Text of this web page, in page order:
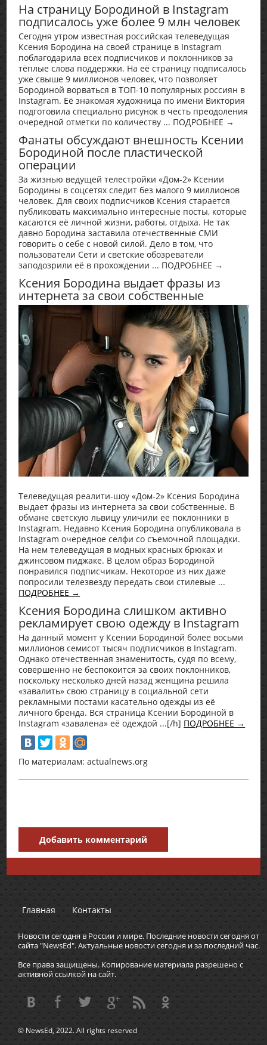
На страницу Бородиной в Instagram
подписалось уже более 9 млн человек
Сегодня утром известная российская телеведущая
Ксения Бородина на своей странице в Instagram
поблагодарила всех подписчиков и поклонников за
тёплые слова поддержки. На её страницу подписалось
уже свыше 9 миллионов человек, что позволяет
Бородиной ворваться в ТОП-10 популярных россиян в
Instagram. Её знакомая художница по имени Виктория
подготовила специально рисунок в честь преодоления
очередной отметки по количеству ... ПОДРОБНЕЕ →
Фанаты обсуждают внешность Ксении
Бородиной после пластической
операции
За жизнью ведущей телестройки «Дом-2» Ксении
Бородины в соцсетях следит без малого 9 миллионов
человек. Для своих подписчиков Ксения старается
публиковать максимально интересные посты, которые
касаются её личной жизни, работы, отдыха. Не так
давно Бородина заставила отечественные СМИ
говорить о себе с новой силой. Дело в том, что
пользователи Сети и светские обозреватели
заподозрили её в прохождении ... ПОДРОБНЕЕ →
Ксения Бородина выдает фразы из
интернета за свои собственные
Телеведущая реалити-шоу «Дом-2» Ксения Бородина
выдает фразы из интернета за свои собственные. В
обмане светскую львицу уличили ее поклонники в
Instagram. Недавно Ксения Бородина опубликовала в
Instagram очередное селфи со съемочной площадки.
На нем телеведущая в модных красных брюках и
джинсовом пиджаке. В целом образ Бородиной
понравился подписчикам. Некоторое из них даже
попросили телезвезду передать свои стилевые ...
ПОДРОБНЕЕ →
Ксения Бородина слишком активно
рекламирует свою одежду в Instagram
На данный момент у Ксении Бородиной более восьми
миллионов семисот тысяч подписчиков в Instagram.
Однако отечественная знаменитость, судя по всему,
совершенно не беспокоится за своих поклонников,
поскольку несколько дней назад женщина решила
«завалить» свою страницу в социальной сети
рекламными постами касательно одежды из её
личного бренда. Вся страница Ксении Бородиной в
Instagram «завалена» её одеждой ...[/h] ПОДРОБНЕЕ →
По материалам: actualnews.org
Добавить комментарий
Главная Контакты
Новости сегодня в России и мире. Последние новости сегодня от
сайта "NewsEd". Актуальные новости сегодня и за последний час.
Все права защищены. Копирование материала разрешено с
активной ссылкой на сайт.
© NewsEd, 2022. All rights reserved